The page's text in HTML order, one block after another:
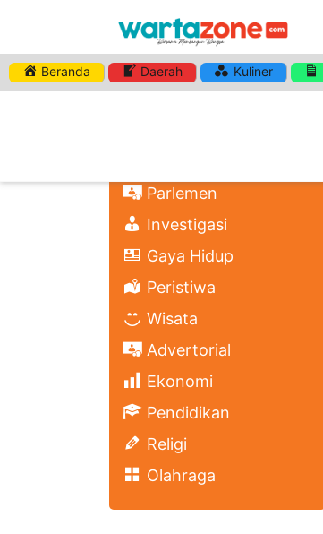
Beranda Daerah Kuliner
Parlemen
Investigasi
Gaya Hidup
Peristiwa
Wisata
Advertorial
Ekonomi
Pendidikan
Religi
Olahraga